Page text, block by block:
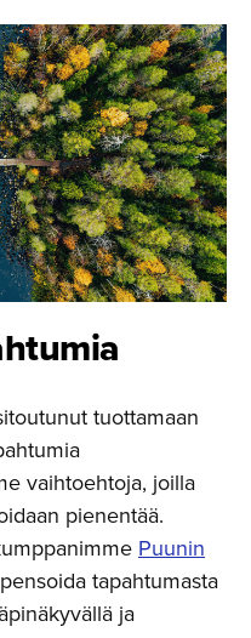
tuottamaan
vaihtoehtoja, joilla
pienentää.
Puunin
tapahtumasta
ja